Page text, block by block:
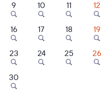
9 10 11 12
16 17 18 19
23 24 25 26
30